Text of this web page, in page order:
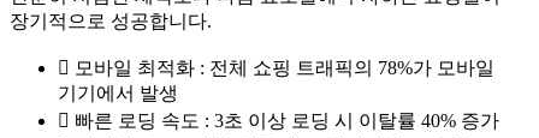
장기적으로 성공합니다.
모바일 최적화 : 전체 쇼핑 트래픽의 78%가 모바일
기기에서 발생
빠른 로딩 속도 : 3초 이상 로딩 시 이탈률 40% 증가